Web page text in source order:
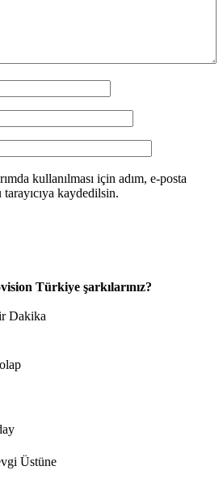
kullanılması için adım, e-posta
kaydedilsin.
Türkiye şarkılarınız?
Dakika
Üstüne